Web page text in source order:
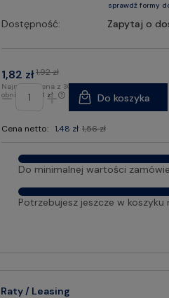
sprawdź formy
Dostępność: Zapytaj o
1,82 zł1,92 zł
Najniższa cena z 30 dni przed
obniżką: 1,63 zł
Cena netto: 1,48 zł 1,56 zł
Do koszyka
Do minimalnej wartości
Potrzebujesz jeszcze w koszyku
Raty / Leasing